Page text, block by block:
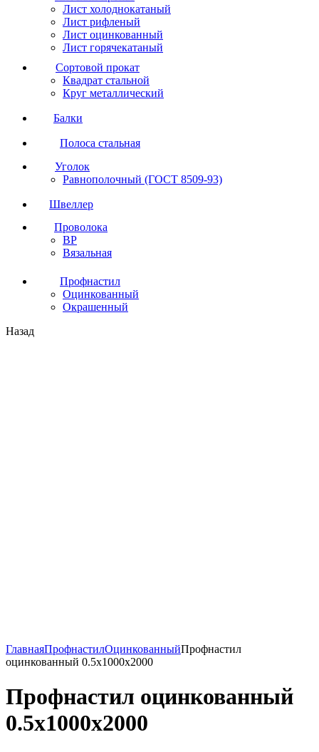
Лист холоднокатаный
Лист рифленый
Лист оцинкованный
Лист горячекатаный
Сортовой прокат
Квадрат стальной
Круг металлический
Балки
Полоса стальная
Уголок
Равнополочный (ГОСТ 8509-93)
Швеллер
Проволока
ВР
Вязальная
Профнастил
Оцинкованный
Окрашенный
Назад
ГлавнаяПрофнастилОцинкованныйПрофнастил
оцинкованный 0.5x1000x2000
Профнастил оцинкованный
0.5x1000x2000